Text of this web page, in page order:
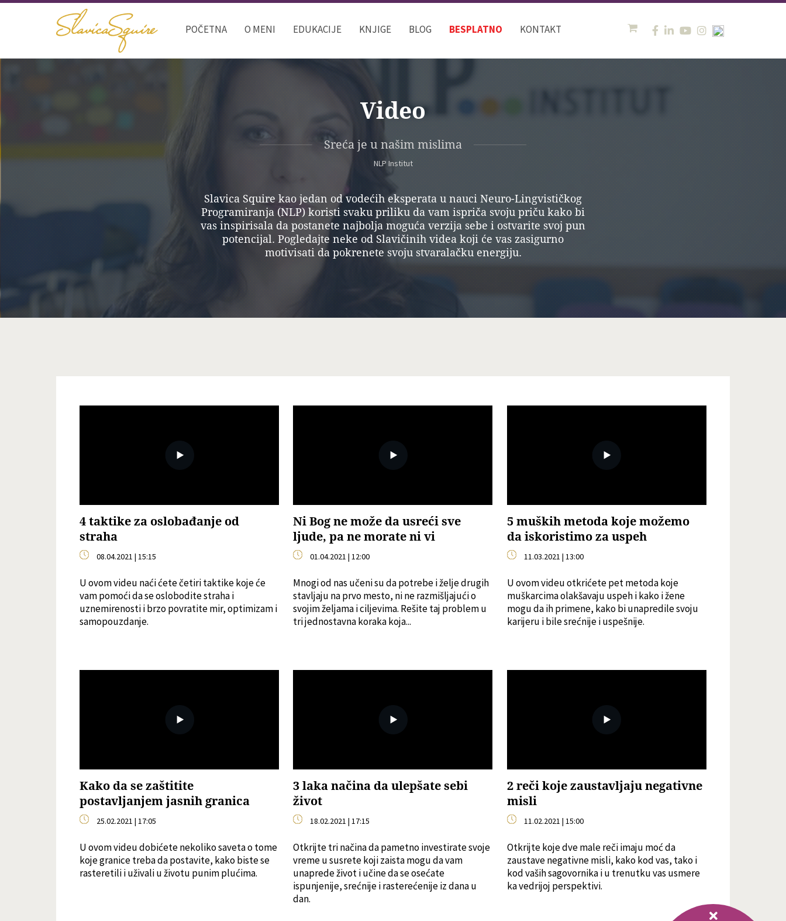
POČETNA O MENI EDUKACIJE KNJIGE BLOG BESPLATNO KONTAKT
Video
Sreća je u našim mislima
NLP Institut
Slavica Squire kao jedan od vodećih eksperata u nauci Neuro-Lingvističkog
Programiranja (NLP) koristi svaku priliku da vam ispriča svoju priču kako bi
vas inspirisala da postanete najbolja moguća verzija sebe i ostvarite svoj pun
potencijal. Pogledajte neke od Slavičinih videa koji će vas zasigurno
motivisati da pokrenete svoju stvaralačku energiju.
4 taktike za oslobađanje od
straha
08.04.2021 | 15:15
U ovom videu naći ćete četiri taktike koje će
vam pomoći da se oslobodite straha i
uznemirenosti i brzo povratite mir, optimizam i
samopouzdanje.
Ni Bog ne može da usreći sve
ljude, pa ne morate ni vi
01.04.2021 | 12:00
Mnogi od nas učeni su da potrebe i želje drugih
stavljaju na prvo mesto, ni ne razmišljajući o
svojim željama i ciljevima. Rešite taj problem u
tri jednostavna koraka koja...
5 muških metoda koje možemo
da iskoristimo za uspeh
11.03.2021 | 13:00
U ovom videu otkrićete pet metoda koje
muškarcima olakšavaju uspeh i kako i žene
mogu da ih primene, kako bi unapredile svoju
karijeru i bile srećnije i uspešnije.
Kako da se zaštitite
postavljanjem jasnih granica
25.02.2021 | 17:05
U ovom videu dobićete nekoliko saveta o tome
koje granice treba da postavite, kako biste se
rasteretili i uživali u životu punim plućima.
3 laka načina da ulepšate sebi
život
18.02.2021 | 17:15
Otkrijte tri načina da pametno investirate svoje
vreme u susrete koji zaista mogu da vam
unaprede život i učine da se osećate
ispunjenije, srećnije i rasterećenije iz dana u
dan.
2 reči koje zaustavljaju negativne
misli
11.02.2021 | 15:00
Otkrijte koje dve male reči imaju moć da
zaustave negativne misli, kako kod vas, tako i
kod vaših sagovornika i u trenutku vas usmere
ka vedrijoj perspektivi.